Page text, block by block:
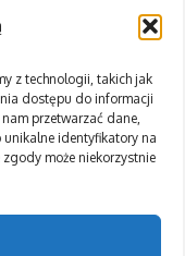
z technologii, takich jak
dostępu do informacji
przetwarzać dane,
identyfikatory na
może niekorzystnie
o